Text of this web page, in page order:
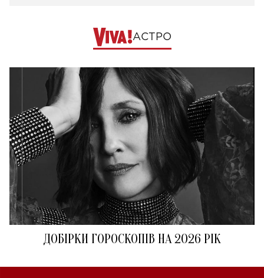
АСТРО
ДОБІРКИ ГОРОСКОПІВ НА 2026 РІК